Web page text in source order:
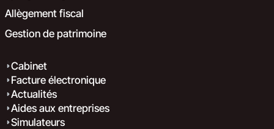
Allègement fiscal
Gestion de patrimoine
Cabinet
Facture électronique
Actualités
Aides aux entreprises
Simulateurs